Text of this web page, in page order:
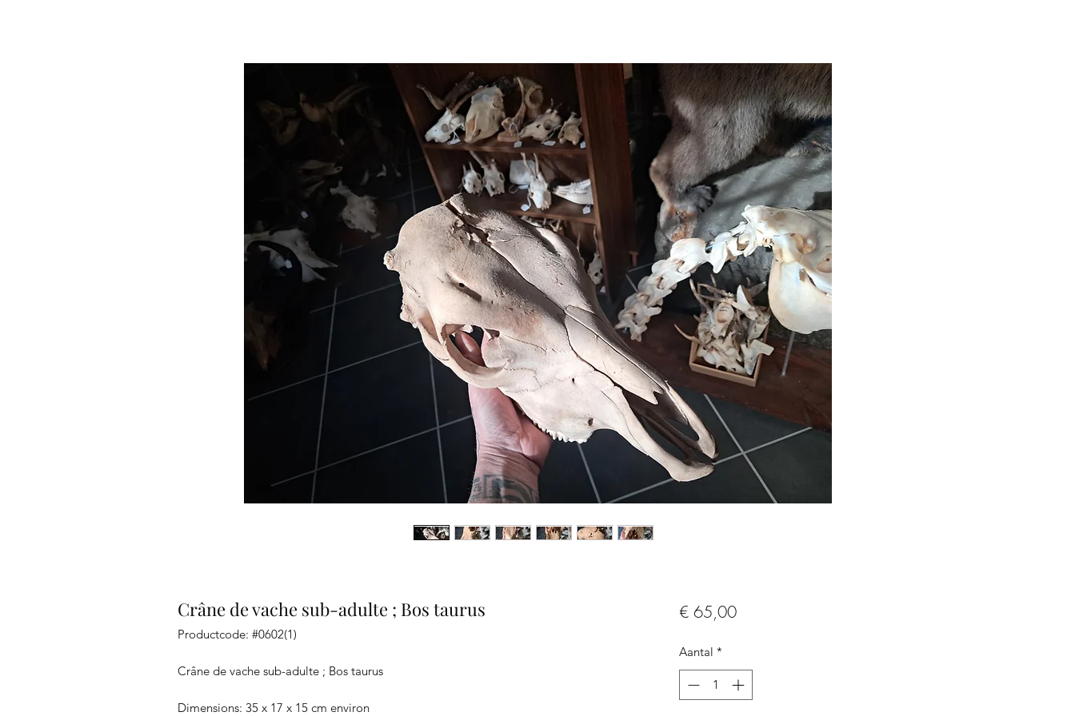
Crâne de vache sub-adulte ; Bos taurus
Productcode: #0602(1)
Crâne de vache sub-adulte ; Bos taurus
Dimensions: 35 x 17 x 15 cm environ
€ 65,00Prijs
Aantal *